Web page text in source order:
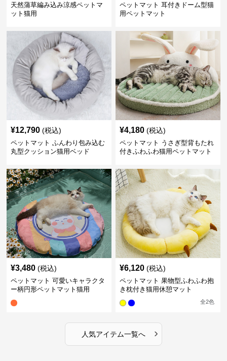
天然蒲草編み込み涼感ペットマ
ット猫用
ペットマット 耳付きドーム型猫
用ペットマット
¥12,790 (税込)
ペットマット ふんわり包み込む
丸型クッション猫用ベッド
¥4,180 (税込)
ペットマット うさぎ型背もたれ
付きふわふわ猫用ペットマット
¥3,480 (税込)
ペットマット 可愛いキャラクタ
ー柄円形ペットマット猫用
¥6,120 (税込)
ペットマット 果物型ふわふわ抱
き枕付き猫用休憩マット
全2色
人気アイテム一覧へ ›